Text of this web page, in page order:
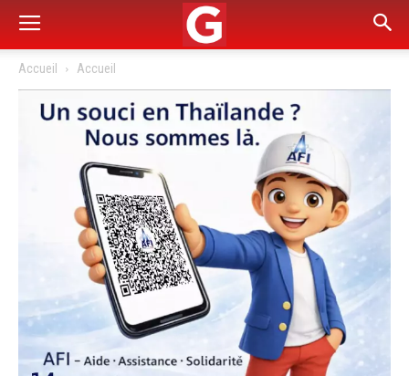
Accueil Accueil